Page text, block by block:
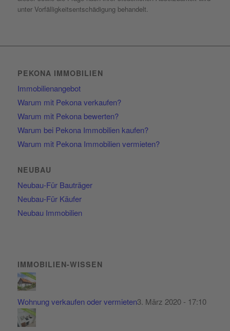
unter Vorfälligkeitsentschädigung behandelt.
PEKONA IMMOBILIEN
Immobilienangebot
Warum mit Pekona verkaufen?
Warum mit Pekona bewerten?
Warum bei Pekona Immobilien kaufen?
Warum mit Pekona Immobilien vermieten?
NEUBAU
Neubau-Für Bauträger
Neubau-Für Käufer
Neubau Immobilien
IMMOBILIEN-WISSEN
Wohnung verkaufen oder vermieten3. März 2020 - 17:10